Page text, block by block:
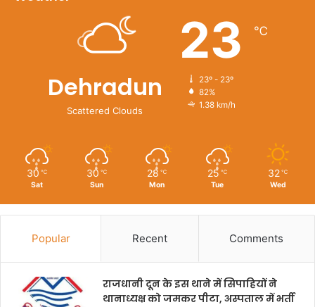
Dehradun
Scattered Clouds
23 ℃
23º - 23º
82%
1.38 km/h
30 ℃
Sat
30 ℃
Sun
28 ℃
Mon
25 ℃
Tue
32 ℃
Wed
Popular Recent Comments
राजधानी दून के इस थाने में सिपाहियों ने
थानाध्यक्ष को जमकर पीटा, अस्पताल में भर्ती